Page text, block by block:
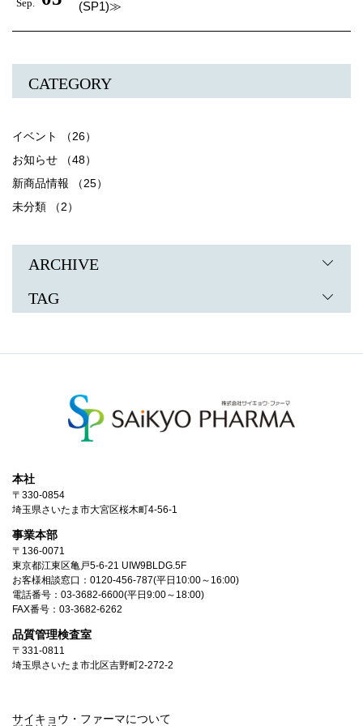
Sep. (SP1)≫
CATEGORY
イベント （26）
お知らせ （48）
新商品情報 （25）
未分類 （2）
ARCHIVE
TAG
本社
〒330-0854
埼玉県さいたま市大宮区桜木町4-56-1
事業本部
〒136-0071
東京都江東区亀戸5-6-21 UIW9BLDG.5F
お客様相談窓口： 0120-456-787(平日10:00～16:00)
電話番号： 03-3682-6600(平日9:00～18:00)
FAX番号：03-3682-6262
品質管理検査室
〒331-0811
埼玉県さいたま市北区吉野町2-272-2
サイキョウ・ファーマについて